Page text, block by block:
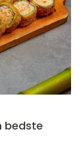
bedste